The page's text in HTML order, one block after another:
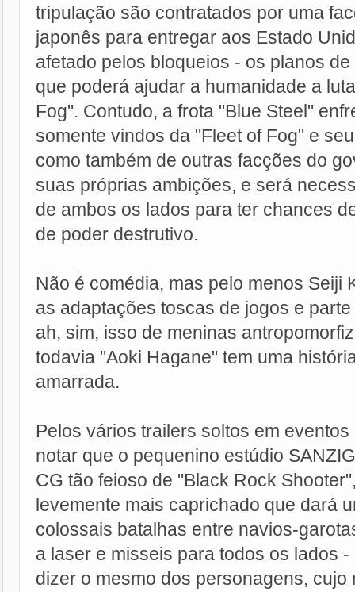
tripulação são contratados por uma
japonês para entregar aos Estado
afetado pelos bloqueios - os planos
que poderá ajudar a humanidade a
Fog". Contudo, a frota "Blue Steel"
somente vindos da "Fleet of Fog" e
como também de outras facções do
suas próprias ambições, e será
de ambos os lados para ter chances
de poder destrutivo.
Não é comédia, mas pelo menos Seiji
as adaptações toscas de jogos e
ah, sim, isso de meninas
todavia "Aoki Hagane" tem uma
amarrada.
Pelos vários trailers soltos em
notar que o pequenino estúdio
CG tão feioso de "Black Rock
levemente mais caprichado que dará
colossais batalhas entre navios-
a laser e misseis para todos os lados
dizer o mesmo dos personagens,